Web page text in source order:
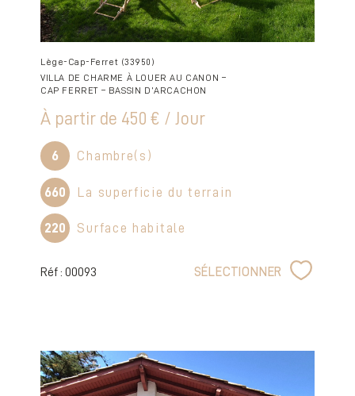
Lège-Cap-Ferret (33950)
VILLA DE CHARME À LOUER AU CANON –
CAP FERRET – BASSIN D’ARCACHON
À partir de 450 € / Jour
6 Chambre(s)
660 La superficie du terrain
220 Surface habitale
Réf : 00093 SÉLECTIONNER